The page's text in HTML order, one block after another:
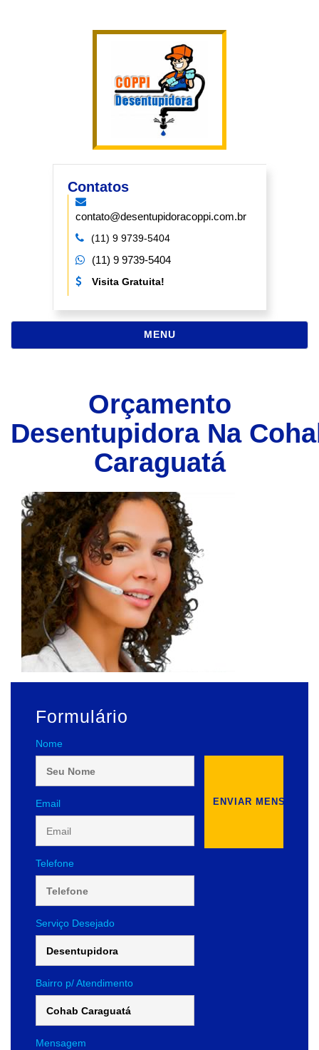
Contatos
contato@desentupidoracoppi.com.br
(11) 9 9739-5404
(11) 9 9739-5404
Visita Gratuita!
MENUNAVEGAÇÃO
Orçamento
Desentupidora Na
Caraguatá
Formulário
Nome
Email
Telefone
Serviço Desejado
Bairro p/ Atendimento
Mensagem